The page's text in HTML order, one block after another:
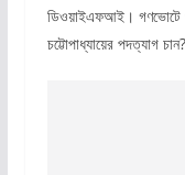
ডিওয়াইএফআই। গণভোটে
চট্টোপাধ্যায়ের পদত্যাগ